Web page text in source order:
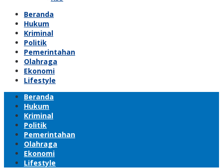
Beranda
Hukum
Kriminal
Politik
Pemerintahan
Olahraga
Ekonomi
Lifestyle
Beranda
Hukum
Kriminal
Politik
Pemerintahan
Olahraga
Ekonomi
Lifestyle